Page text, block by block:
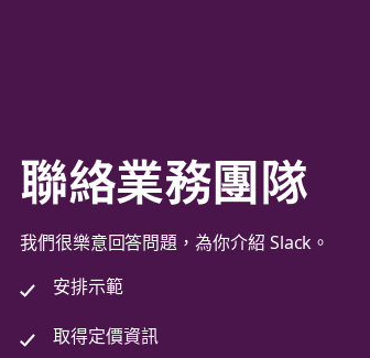
聯絡業務團隊
我們很樂意回答問題，為你介紹 Slack。
安排示範
取得定價資訊